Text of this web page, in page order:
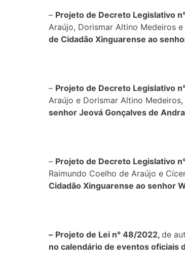
– Projeto de Decreto Legislativo
Araújo, Dorismar Altino Medeiros
de Cidadão Xinguarense ao
– Projeto de Decreto Legislativo
Araújo e Dorismar Altino Medeiros,
senhor Jeová Gonçalves de
– Projeto de Decreto Legislativo
Raimundo Coelho de Araújo e
Cidadão Xinguarense ao senhor
– Projeto de Lei n° 48/2022, de
no calendário de eventos oficiais